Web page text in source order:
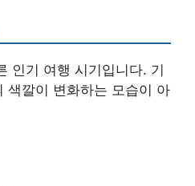
인기 여행 시기입니다. 기
색깔이 변화하는 모습이 아